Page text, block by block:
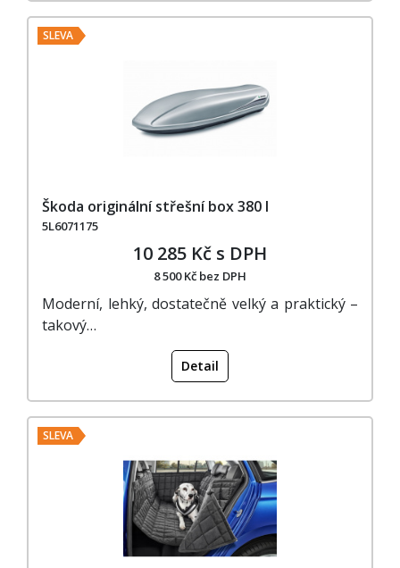
SLEVA
Škoda originální střešní box 380 l
5L6071175
10 285 Kč s DPH
8 500 Kč bez DPH
Moderní, lehký, dostatečně velký a praktický –
takový…
Detail
SLEVA